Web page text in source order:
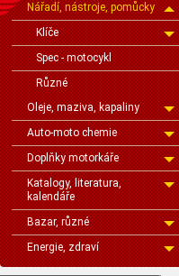
Nářadí, nástroje, pomůcky
Klíče
Spec - motocykl
Různé
Oleje, maziva, kapaliny
Auto-moto chemie
Doplňky motorkáře
Katalogy, literatura,
kalendáře
Bazar, různé
Energie, zdraví